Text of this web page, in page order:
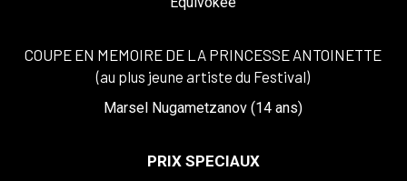
COUPE EN MEMOIRE DE LA PRINCESSE ANTOINETTE
(au plus jeune artiste du Festival)
Marsel Nugametzanov (14 ans)
PRIX SPECIAUX